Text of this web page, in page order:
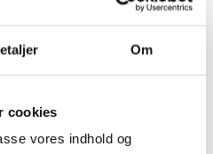
Om
cookies
vores indhold og
og bruge Performance
landingssider